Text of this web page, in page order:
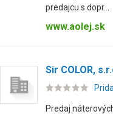
predajcu s dopr...
www.aolej.sk
Sir COLOR,
Predaj